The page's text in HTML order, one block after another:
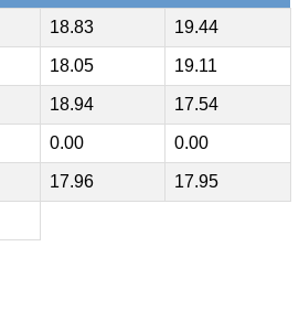
18.83 19.44
18.05 19.11
18.94 17.54
0.00 0.00
17.96 17.95